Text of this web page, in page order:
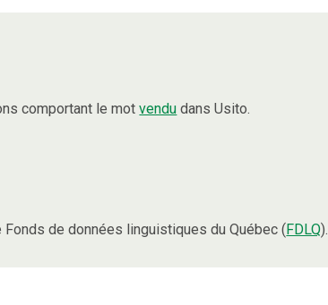
comportant le motvendu dans Usito.
Fonds de données linguistiques du Québec (FDLQ).